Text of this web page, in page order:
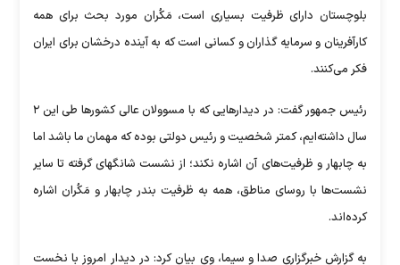
بلوچستان دارای ظرفیت بسیاری است، مَکُران مورد بحث برای همه
کارآفرینان و سرمایه گذاران و کسانی است که به ‏آینده درخشان برای ایران
فکر می‌کنند.
رئیس جمهور گفت: در دیدارهایی که با مسوولان عالی کشورها طی این ۲
سال داشته‌ایم، کمتر شخصیت و رئیس دولتی ‏بوده که مهمان ما باشد اما
به چابهار و ظرفیت‌های آن اشاره نکند؛ از نشست شانگهای گرفته تا سایر
‏نشست‌ها با روسای مناطق، همه به ظرفیت بندر چابهار و مَکُران اشاره
کرده‌اند.
به گزارش خبرگزاری صدا و سیما، وی بیان کرد: در دیدار امروز با نخست